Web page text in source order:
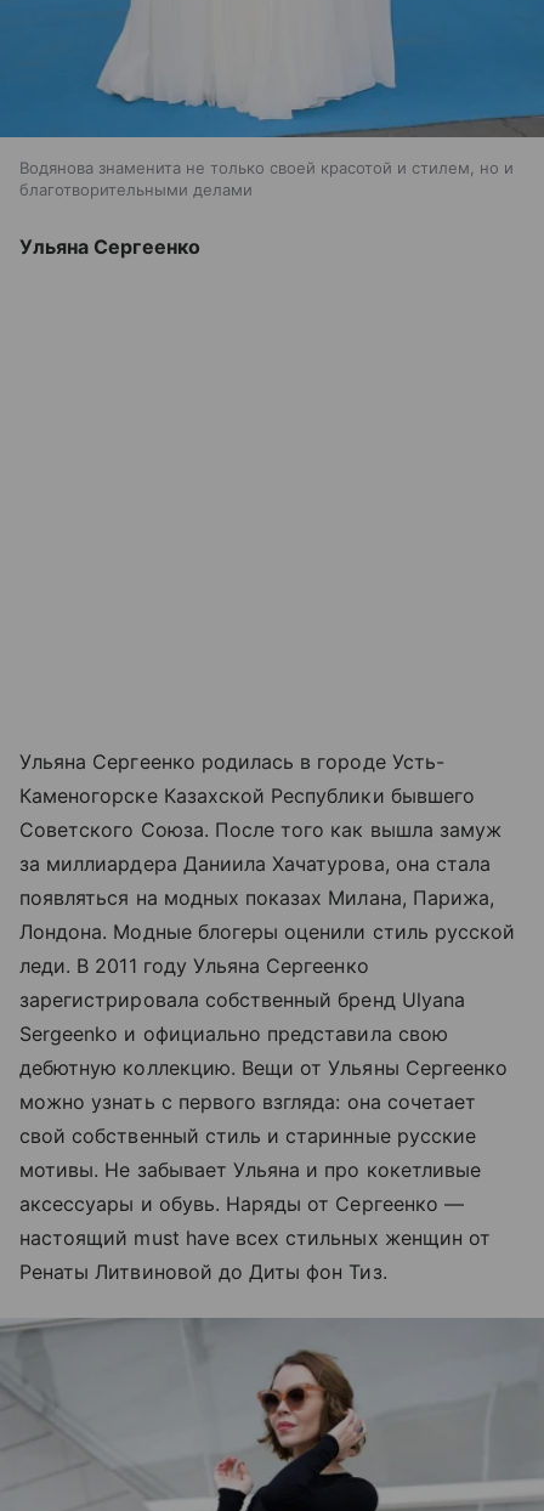
Водянова знаменита не только своей красотой и стилем, но и
благотворительными делами
Ульяна Сергеенко
Ульяна Сергеенко родилась в городе Усть-
Каменогорске Казахской Республики бывшего
Советского Союза. После того как вышла замуж
за миллиардера Даниила Хачатурова, она стала
появляться на модных показах Милана, Парижа,
Лондона. Модные блогеры оценили стиль русской
леди. В 2011 году Ульяна Сергеенко
зарегистрировала собственный бренд Ulyana
Sergeenko и официально представила свою
дебютную коллекцию. Вещи от Ульяны Сергеенко
можно узнать с первого взгляда: она сочетает
свой собственный стиль и старинные русские
мотивы. Не забывает Ульяна и про кокетливые
аксессуары и обувь. Наряды от Сергеенко —
настоящий must have всех стильных женщин от
Ренаты Литвиновой до Диты фон Тиз.